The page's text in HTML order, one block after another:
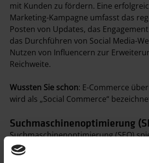
mit Kunden zu fördern. Eine
Marketing-Kampagne umfasst das
Posten von Updates, das
das Durchführen von Social Media-
Nutzen von Influencern zur
Reichweite.
Wussten Sie schon: E-Commerce
wird als „Social Commerce“
Suchmaschinenoptimierung
Suchmaschinenoptimierung (SEO)
wesentliche Rolle bei der Steigerung
Sichtbarkeit Ihres Unternehmens,